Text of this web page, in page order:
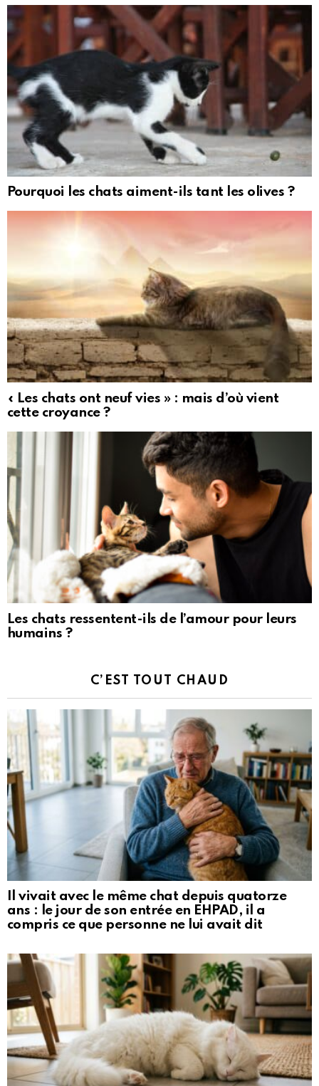
Pourquoi les chats aiment-ils tant les olives ?
« Les chats ont neuf vies » : mais d’où vient
cette croyance ?
Les chats ressentent-ils de l’amour pour leurs
humains ?
C’EST TOUT CHAUD
Il vivait avec le même chat depuis quatorze
ans : le jour de son entrée en EHPAD, il a
compris ce que personne ne lui avait dit